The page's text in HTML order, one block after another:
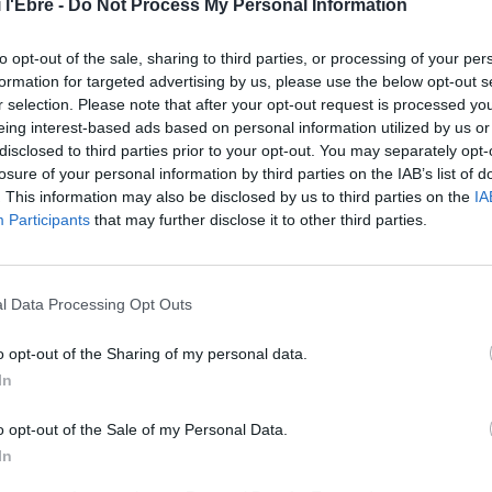
l'Ebre - Do Not Process My Personal Information
opt-out of the sale, sharing to third parties, or processing of your
for targeted advertising by us, please use the below opt-out
selection. Please note that after your opt-out request is processed
interest-based ads based on personal information utilized by us
to third parties prior to your opt-out. You may separately
of your personal information by third parties on the IAB’s list of
This information may also be disclosed by us to third parties on the
Participants that may further disclose it to other third parties.
Data Processing Opt Outs
opt-out of the Sharing of my personal data.
opt-out of the Sale of my Personal Data.
Societat
El risc de rebrot de Covid-19 es manté
estable aquest diumenge a les Terres
de l’Ebre
ACN - 24 d'octubre de 2021 0